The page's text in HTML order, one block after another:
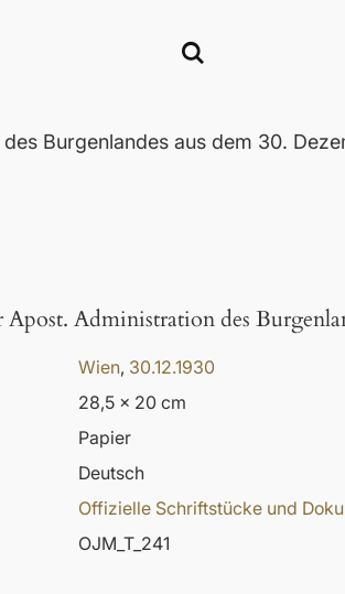
Burgenlandes aus dem 30.
Administration des
Wien, 30.12.1930
28,5 x 20 cm
Papier
Deutsch
Offizielle Schriftstücke und
OJM_T_241